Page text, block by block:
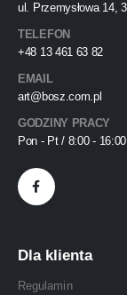
ul. Przemysłowa 14,
TELEFON
+48 13 461 63 82
EMAIL
art@bosz.com.pl
GODZINY PRACY
Pon - Pt / 8:00 - 16:00
Dla klienta
Regulamin